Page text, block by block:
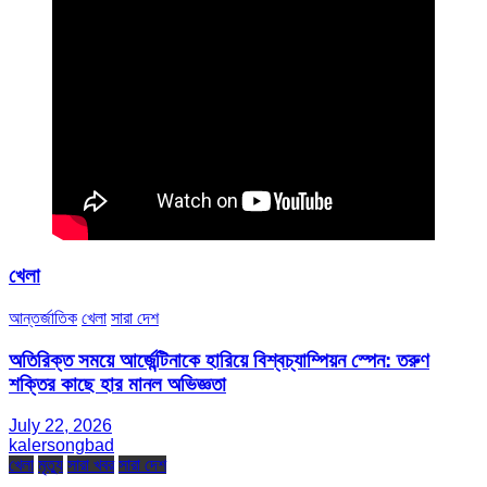
খেলা
আন্তর্জাতিক খেলা সারা দেশ
অতিরিক্ত সময়ে আর্জেন্টিনাকে হারিয়ে বিশ্বচ্যাম্পিয়ন স্পেন: তরুণ
শক্তির কাছে হার মানল অভিজ্ঞতা
July 22, 2026
kalersongbad
খেলা মৃত্যু সারা খবর সারা দেশ